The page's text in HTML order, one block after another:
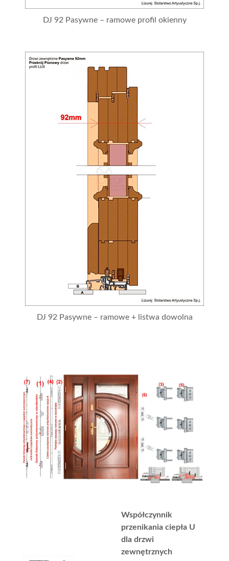
DJ 92 Pasywne – ramowe profil okienny
DJ 92 Pasywne – ramowe + listwa dowolna
Współczynnik
przenikania ciepła U
dla drzwi
zewnętrznych